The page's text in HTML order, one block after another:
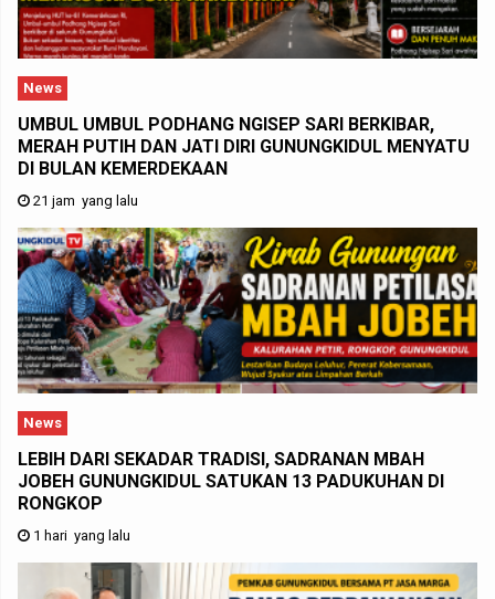
News
UMBUL UMBUL PODHANG NGISEP SARI BERKIBAR,
MERAH PUTIH DAN JATI DIRI GUNUNGKIDUL MENYATU
DI BULAN KEMERDEKAAN
21 jam yang lalu
News
LEBIH DARI SEKADAR TRADISI, SADRANAN MBAH
JOBEH GUNUNGKIDUL SATUKAN 13 PADUKUHAN DI
RONGKOP
1 hari yang lalu